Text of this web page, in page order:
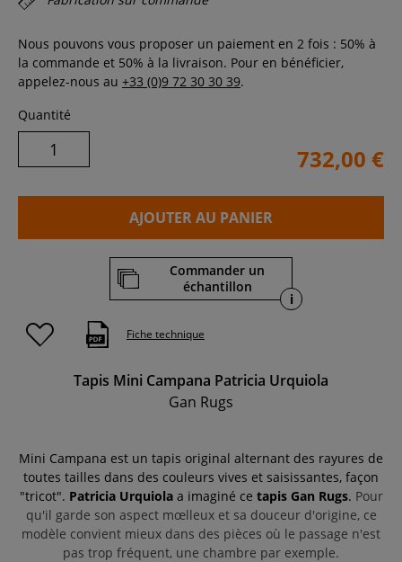
Nous pouvons vous proposer un paiement en 2 fois : 50% à
la commande et 50% à la livraison. Pour en bénéficier,
appelez-nous au +33 (0)9 72 30 30 39.
Quantité
732,00 €
AJOUTER AU PANIER
Commander un
échantillon
i
Fiche technique
Tapis Mini Campana Patricia Urquiola
Gan Rugs
Mini Campana est un tapis original alternant des rayures de
toutes tailles dans des couleurs vives et saisissantes, façon
"tricot". Patricia Urquiolaa imaginé ce tapis Gan Rugs. Pour
qu'il garde son aspect mœlleux et sa douceur d'origine, ce
modèle convient mieux dans des pièces où le passage n'est
pas trop fréquent, une chambre par exemple.